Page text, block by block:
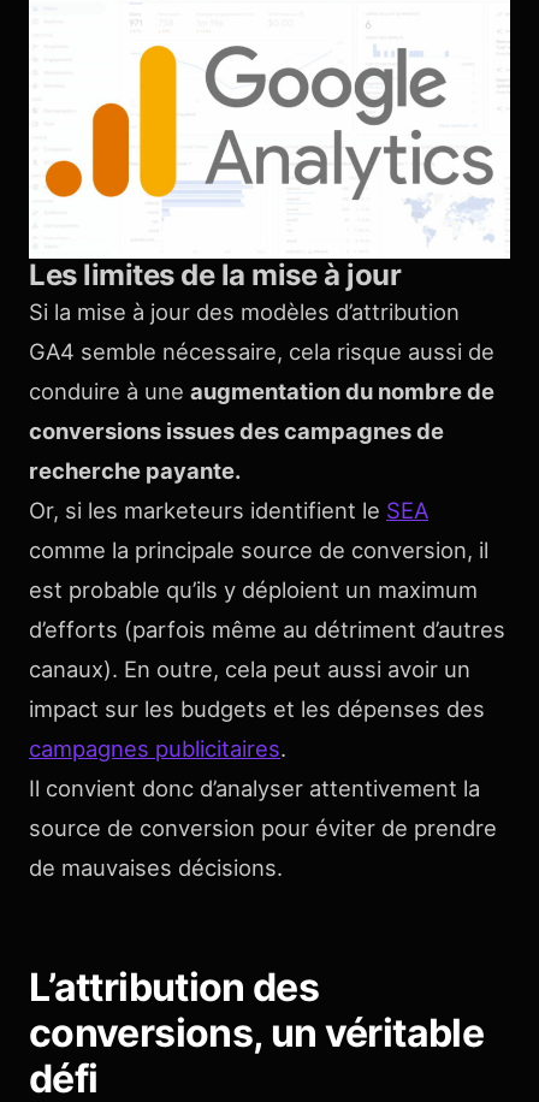
Les limites de la mise à jour
Si la mise à jour des modèles d’attribution
GA4 semble nécessaire, cela risque aussi de
conduire à une augmentation du nombre de
conversions issues des campagnes de
recherche payante.
Or, si les marketeurs identifient le SEA
comme la principale source de conversion, il
est probable qu’ils y déploient un maximum
d’efforts (parfois même au détriment d’autres
canaux). En outre, cela peut aussi avoir un
impact sur les budgets et les dépenses des
campagnes publicitaires.
Il convient donc d’analyser attentivement la
source de conversion pour éviter de prendre
de mauvaises décisions.
L’attribution des
conversions, un véritable
défi